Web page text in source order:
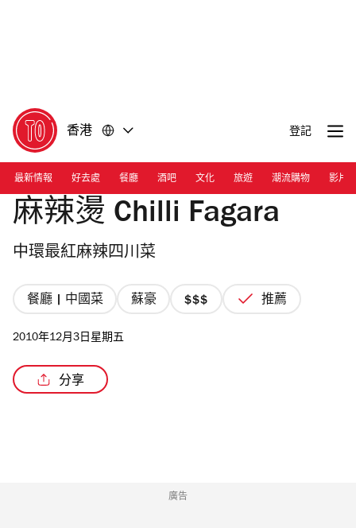
香港 登記
最新情報 好去處 餐廳 酒吧 文化 旅遊 潮流購物 影片
麻辣燙 Chilli Fagara
中環最紅麻辣四川菜
餐廳 | 中國菜 蘇豪
價
推薦
2010年12月3日星期五
分享
廣告